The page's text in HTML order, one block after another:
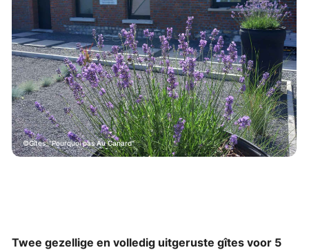
Gîtes_"Pourquoi pas Au Canard"
Twee gezellige en volledig uitgeruste gîtes voor 5